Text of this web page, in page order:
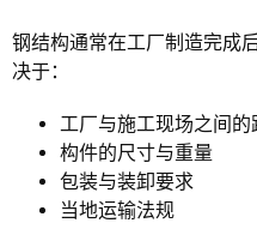
钢结构通常在工厂制造完成
决于：
工厂与施工现场之间的
构件的尺寸与重量
包装与装卸要求
当地运输法规